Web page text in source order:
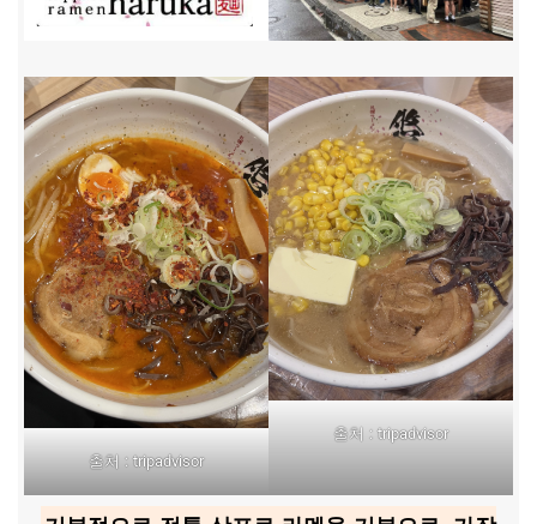
출처 : tripadvisor
출처 : tripadvisor